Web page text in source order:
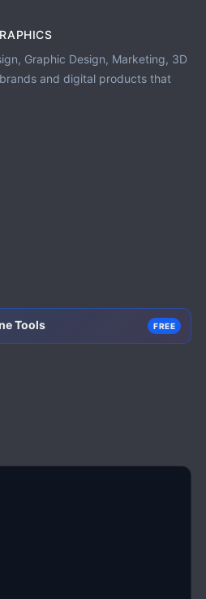
Graphic Design, Marketing, 3D
and digital products that
Tools FREE